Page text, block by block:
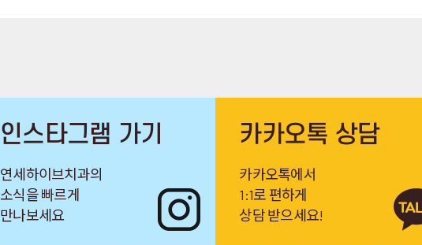
인스타그램 가기
연세하이브치과의
소식을 빠르게
만나보세요
카카오톡 상담
카카오톡에서
1:1로 편하게
상담 받으세요!